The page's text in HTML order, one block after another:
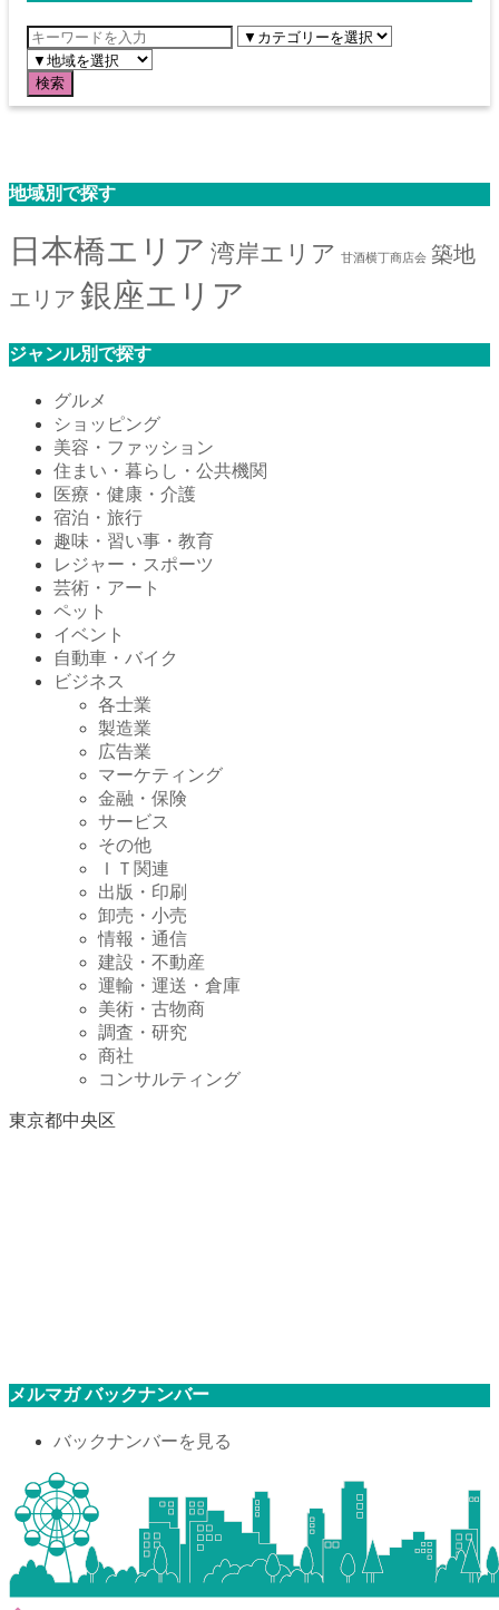
地域別で探す
日本橋エリア 湾岸エリア 甘酒横丁商店会 築地
エリア 銀座エリア
ジャンル別で探す
グルメ
ショッピング
美容・ファッション
住まい・暮らし・公共機関
医療・健康・介護
宿泊・旅行
趣味・習い事・教育
レジャー・スポーツ
芸術・アート
ペット
イベント
自動車・バイク
ビジネス
各士業
製造業
広告業
マーケティング
金融・保険
サービス
その他
ＩＴ関連
出版・印刷
卸売・小売
情報・通信
建設・不動産
運輸・運送・倉庫
美術・古物商
調査・研究
商社
コンサルティング
東京都中央区
メルマガ バックナンバー
バックナンバーを見る